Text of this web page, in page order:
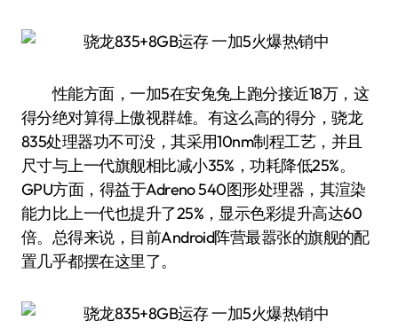
性能方面，一加5在安兔兔上跑分接近18万，这
得分绝对算得上傲视群雄。有这么高的得分，骁龙
835处理器功不可没，其采用10nm制程工艺，并且
尺寸与上一代旗舰相比减小35%，功耗降低25%。
GPU方面，得益于Adreno 540图形处理器，其渲染
能力比上一代也提升了25%，显示色彩提升高达60
倍。总得来说，目前Android阵营最嚣张的旗舰的配
置几乎都摆在这里了。